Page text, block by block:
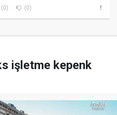
(0) (0)
işletme kepenk